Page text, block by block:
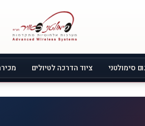
סימולטני ציוד הדרכה לטיולים